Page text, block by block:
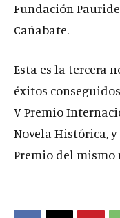
Fundación
Cañabate.
Esta es la tercera
éxitos
V Premio
Novela Histórica, y
Premio del mismo